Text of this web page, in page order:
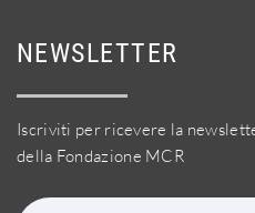
NEWSLETTER
Iscriviti per ricevere la
della Fondazione MCR